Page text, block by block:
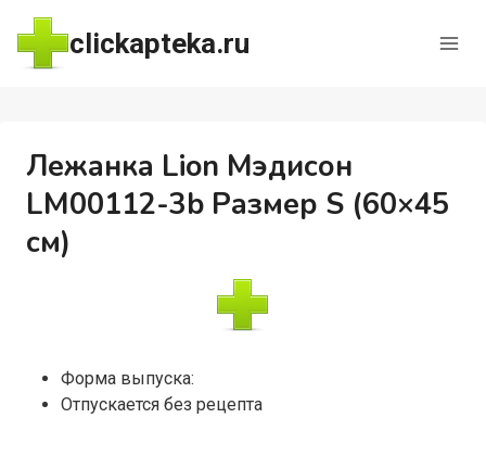
Перейти
содержимому
clickapteka.ru
Лежанка Lion Мэдисон
LM00112-3b Размер S (60×45
см)
Форма выпуска:
Отпускается без рецепта